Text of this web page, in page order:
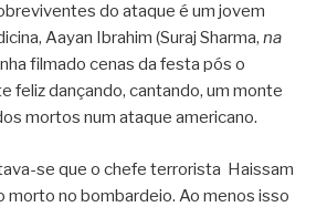
do ataque é um jovem
Aayan Ibrahim (Suraj Sharma, na
filmado cenas da festa pós o
feliz dançando, cantando, um monte
mortos num ataque americano.
se que o chefe terrorista Haissam
morto no bombardeio. Ao menos isso